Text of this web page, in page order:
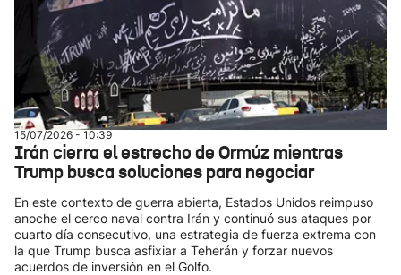
15/07/2026 - 10:39
Irán cierra el estrecho de Ormúz mientras
Trump busca soluciones para negociar
En este contexto de guerra abierta, Estados Unidos reimpuso
anoche el cerco naval contra Irán y continuó sus ataques por
cuarto día consecutivo, una estrategia de fuerza extrema con
la que Trump busca asfixiar a Teherán y forzar nuevos
acuerdos de inversión en el Golfo.